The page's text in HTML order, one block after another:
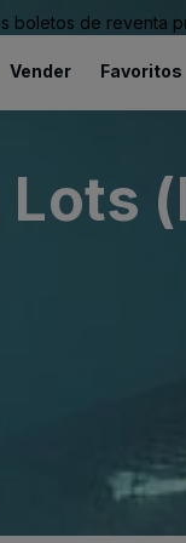
de reventa
Vender Favoritos
Lots